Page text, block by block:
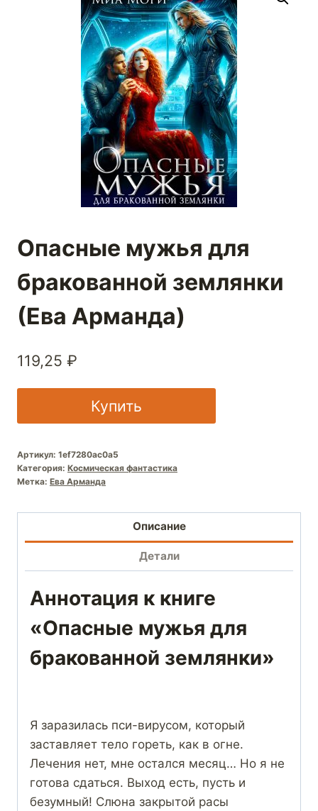
Опасные мужья для
бракованной землянки
(Ева Арманда)
119,25 ₽
Купить
Артикул: 1ef7280ac0a5
Категория: Космическая фантастика
Метка: Ева Арманда
Описание
Детали
Аннотация к книге
«Опасные мужья для
бракованной землянки»
Я заразилась пси-вирусом, который
заставляет тело гореть, как в огне.
Лечения нет, мне остался месяц… Но я не
готова сдаться. Выход есть, пусть и
безумный! Слюна закрытой расы